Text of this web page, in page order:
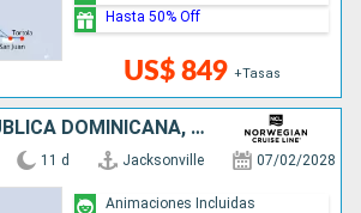
US$ 849 +Tasas
Hasta 50% Off
BAHAMAS, REPÚBLICA DOMINICANA, PUERTO RICO, ESTADOS UNIDOS
11 d Jacksonville 07/02/2028
Animaciones Incluidas